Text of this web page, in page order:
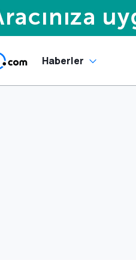
Haberler